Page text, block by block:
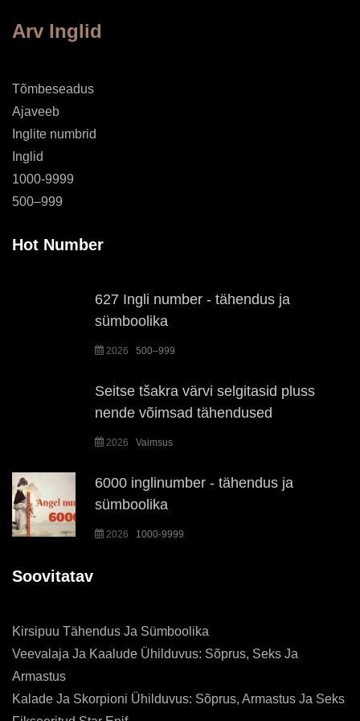
Arv Inglid
Tõmbeseadus
Ajaveeb
Inglite numbrid
Inglid
1000-9999
500–999
Hot Number
627 Ingli number - tähendus ja
sümboolika
2026 500–999
Seitse tšakra värvi selgitasid pluss
nende võimsad tähendused
2026 Vaimsus
6000 inglinumber - tähendus ja
sümboolika
2026 1000-9999
Soovitatav
Kirsipuu Tähendus Ja Sümboolika
Veevalaja Ja Kaalude Ühilduvus: Sõprus, Seks Ja
Armastus
Kalade Ja Skorpioni Ühilduvus: Sõprus, Armastus Ja Seks